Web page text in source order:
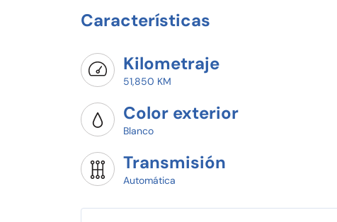
Características
Kilometraje
51,850 KM
Color exterior
Blanco
Transmisión
Automática